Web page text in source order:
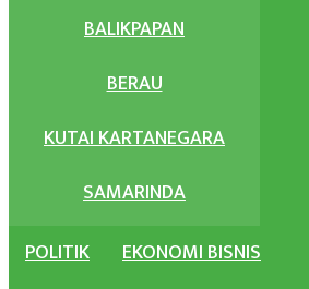
BALIKPAPAN
BERAU
KUTAI KARTANEGARA
SAMARINDA
POLITIK EKONOMI BISNIS